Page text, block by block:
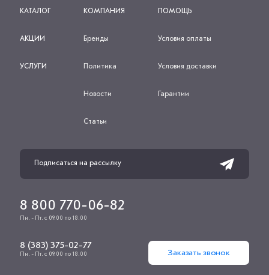
КАТАЛОГ
АКЦИИ
УСЛУГИ
КОМПАНИЯ
Бренды
Политика
Новости
Статьи
ПОМОЩЬ
Условия оплаты
Условия доставки
Гарантии
8 800 770-06-82
Пн. - Пт. с 09.00 по 18.00
8 (383) 375-02-77
Пн. - Пт. с 09.00 по 18.00 Заказать звонок